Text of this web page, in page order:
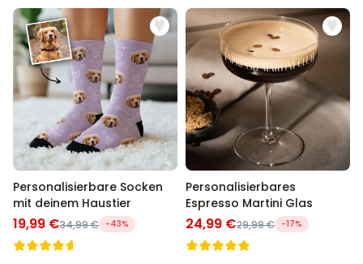
Personalisierbare Socken
mit deinem Haustier
19,99 €34,99 € -43%
Personalisierbares
Espresso Martini Glas
24,99 €29,99 € -17%